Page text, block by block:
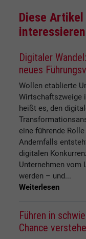
Diese
interessieren
Digitaler
neues
Wollen etablierte
Wirtschaftszweige
heißt es, den
eine führende
Andernfalls
digitalen
Unternehmen vom
werden – und...
Weiterlesen
Führen in
Chance